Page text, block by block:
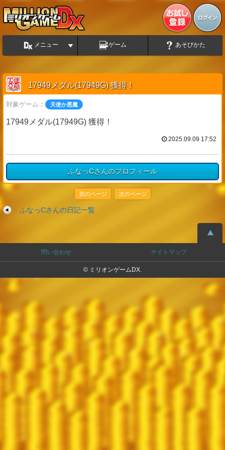
メニュー ゲーム あそびかた
17949メダル(17949G) 獲得！
対象ゲーム： 天使か悪魔
17949メダル(17949G) 獲得！
2025.09.09 17:52
ふなっCさんのプロフィール
前のページ 次のページ
ふなっCさんの日記一覧
問い合わせ サイトマップ
© ミリオンゲームDX.